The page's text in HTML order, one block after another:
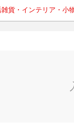
貨・インテリア・小